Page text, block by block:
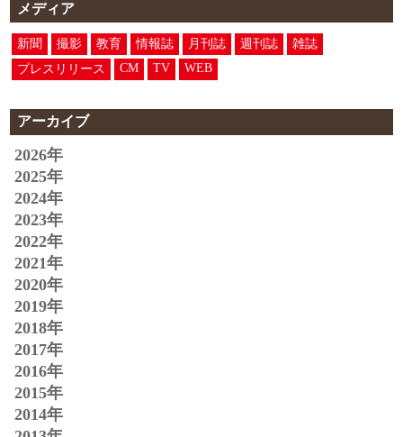
メディア
新聞 撮影 教育 情報誌 月刊誌 週刊誌
雑誌
プレスリリース
CM TV WEB
アーカイブ
2026年
2025年
2024年
2023年
2022年
2021年
2020年
2019年
2018年
2017年
2016年
2015年
2014年